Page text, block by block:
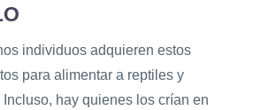
individuos adquieren estos
para alimentar a reptiles y
Incluso, hay quienes los crían en